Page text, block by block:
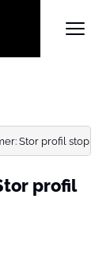
Stor profil
profil